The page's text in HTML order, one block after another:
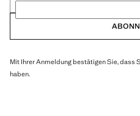
Mit Ihrer Anmeldung bestätigen Sie, dass
haben.